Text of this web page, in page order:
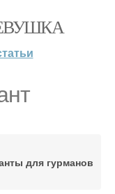
для гурманов